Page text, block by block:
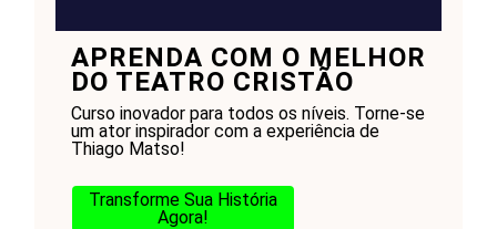
APRENDA COM O MELHOR
DO TEATRO CRISTÃO
Curso inovador para todos os níveis. Torne-se
um ator inspirador com a experiência de
Thiago Matso!
Transforme Sua História
Agora!